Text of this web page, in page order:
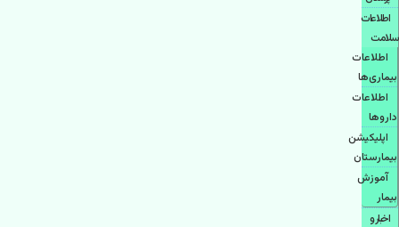
اطلاعات
سلامت
اطلاعات
بیماری‌ها
اطلاعات
دارو‌ها
اپليكيشن
بيمارستان
آموزش
بیمار
اخبار و